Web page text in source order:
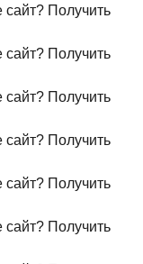
сайт? Получить
сайт? Получить
сайт? Получить
сайт? Получить
сайт? Получить
сайт? Получить